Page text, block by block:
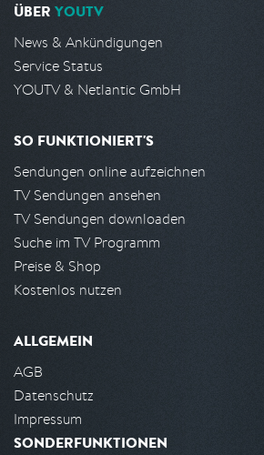
ÜBER YOUTV
News & Ankündigungen
Service Status
YOUTV & Netlantic GmbH
SO FUNKTIONIERT'S
Sendungen online aufzeichnen
TV Sendungen ansehen
TV Sendungen downloaden
Suche im TV Programm
Preise & Shop
Kostenlos nutzen
ALLGEMEIN
AGB
Datenschutz
Impressum
SONDERFUNKTIONEN